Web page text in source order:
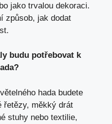
jako trvalou dekoraci.
způsob, jak dodat
budu potřebovat k
hada budete
řetězy, měkký drát
stuhy nebo textilie,